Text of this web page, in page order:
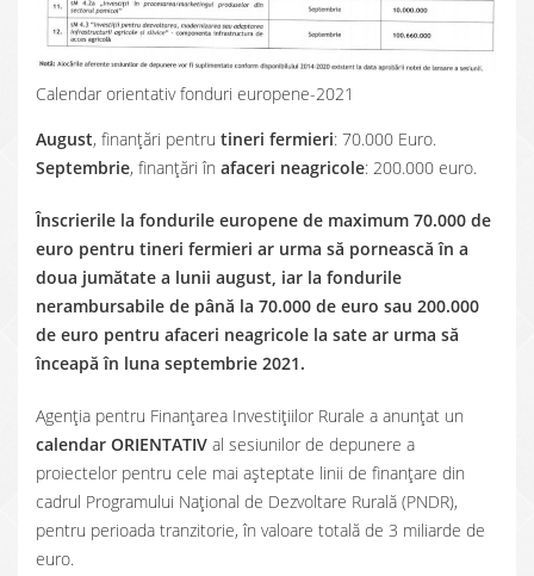
Calendar orientativ fonduri europene-2021
August, finanțări pentru tineri fermieri: 70.000 Euro.
Septembrie, finanțări în afaceri neagricole: 200.000 euro.
Înscrierile la fondurile europene de maximum 70.000 de
euro pentru tineri fermieri ar urma să pornească în a
doua jumătate a lunii august, iar la fondurile
nerambursabile de până la 70.000 de euro sau 200.000
de euro pentru afaceri neagricole la sate ar urma să
înceapă în luna septembrie 2021.
Agenția pentru Finanțarea Investițiilor Rurale a anunțat un
calendar ORIENTATIV al sesiunilor de depunere a
proiectelor pentru cele mai așteptate linii de finanțare din
cadrul Programului Național de Dezvoltare Rurală (PNDR),
pentru perioada tranzitorie, în valoare totală de 3 miliarde de
euro.